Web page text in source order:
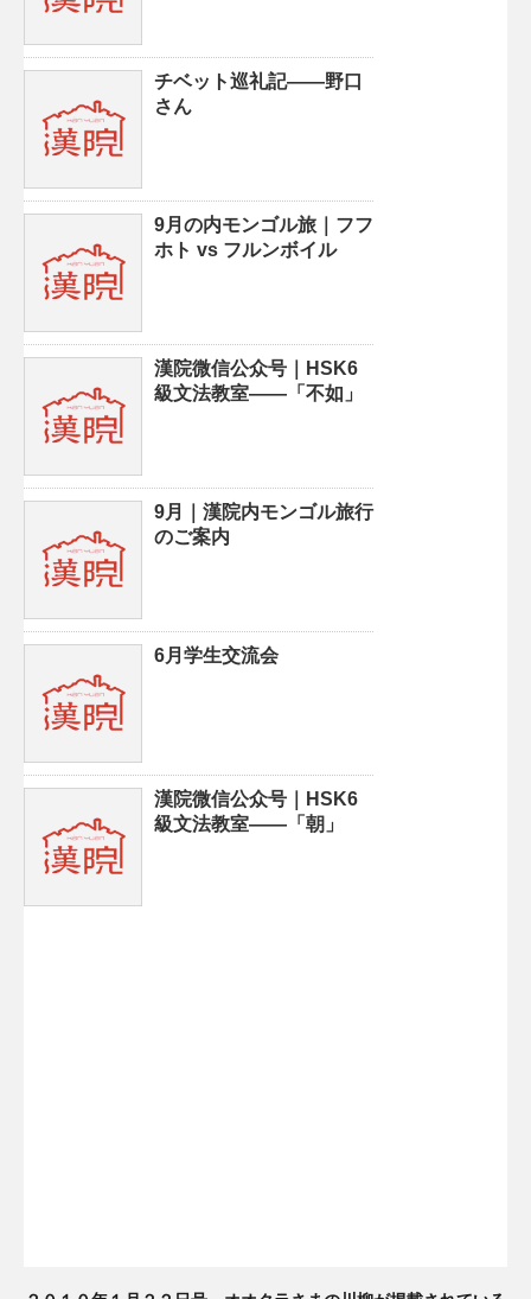
チベット巡礼記——野口
さん
9月の内モンゴル旅｜フフ
ホト vs フルンボイル
漢院微信公众号｜HSK6
級文法教室——「不如」
9月｜漢院内モンゴル旅行
のご案内
6月学生交流会
漢院微信公众号｜HSK6
級文法教室——「朝」